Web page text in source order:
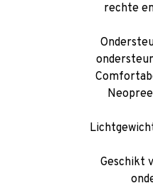
rechte
Geschikt